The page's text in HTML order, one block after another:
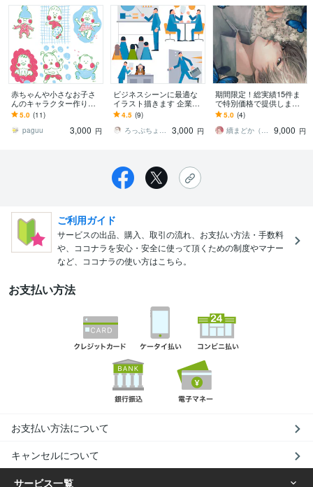
赤ちゃんや小さなお子さ
んのキャラクター作りま
す スケッチデフォルメ風
のイラスト描きます！
5.0 (11)
paguu
3,000 円
ビジネスシーンに最適な
イラスト描きます 企業様
が使いやすいシンプルフ
ラットなタッチです。
4.5 (9)
ろっぷちょっぷ イラストレーター
3,000 円
期間限定！総実績15件ま
で特別価格で提供します
厚塗りアナログ風タッチ
の美少年イラスト、アイ
コン作成します
5.0 (4)
續まどか（つづきまどか）
9,000 円
ご利用ガイド
サービスの出品、購入、取引の流れ、お支払い方法・手数料
や、ココナラを安心・安全に使って頂くための制度やマナー
など、ココナラの使い方はこちら。
お支払い方法
お支払い方法について
キャンセルについて